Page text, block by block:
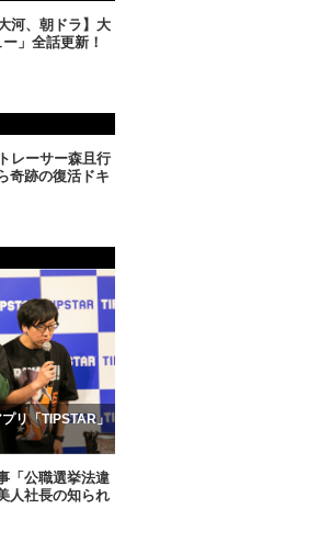
河、朝ドラ】大
」全話更新！
レーサー森且行
奇跡の復活ドキ
リ「TIPSTAR」
「公職選挙法違
人社長の知られ